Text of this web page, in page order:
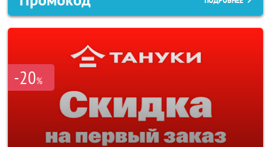
-20%